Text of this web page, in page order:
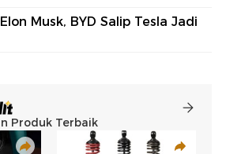
Musk, BYD Salip Tesla Jadi